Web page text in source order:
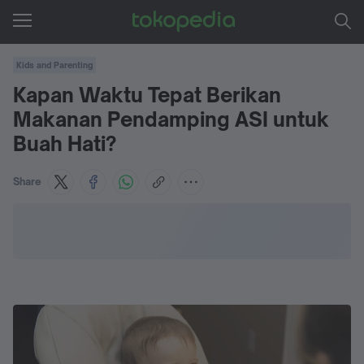
Kids and Parenting
Kapan Waktu Tepat Berikan
Makanan Pendamping ASI untuk
Buah Hati?
Share